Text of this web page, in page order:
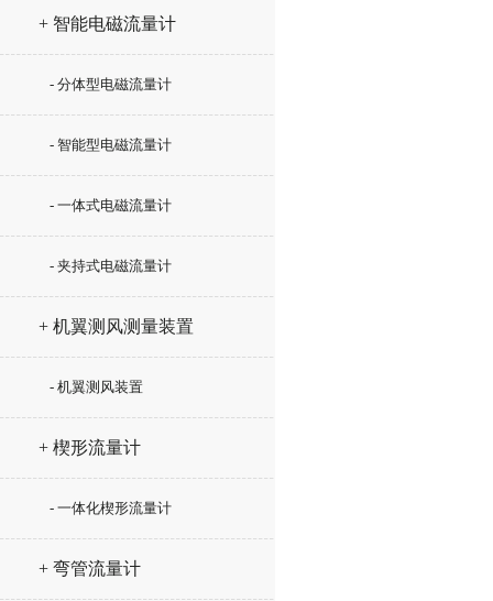
+ 智能电磁流量计
- 分体型电磁流量计
- 智能型电磁流量计
- 一体式电磁流量计
- 夹持式电磁流量计
+ 机翼测风测量装置
- 机翼测风装置
+ 楔形流量计
- 一体化楔形流量计
+ 弯管流量计